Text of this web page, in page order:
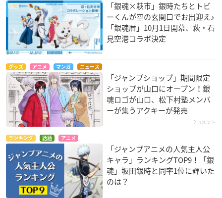
「銀魂×萩市」銀時たちとトビ
ーくんが空の玄関口でお出迎え♪
「銀魂暦」10月1日開幕、萩・石
見空港コラボ決定
グッズ アニメ マンガ ニュース
「ジャンプショップ」期間限定
ショップが山口にオープン！銀
魂ロゴが山口、松下村塾メンバ
ーが集うアクキーが発売
2コメント
ランキング 話題 アニメ
「ジャンプアニメの人気主人公
キャラ」ランキングTOP9！「銀
魂」坂田銀時と同率1位に輝いた
のは？